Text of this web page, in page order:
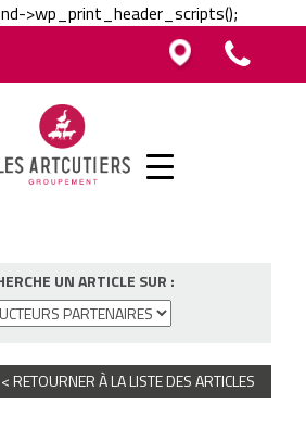
>wp_print_header_scripts();
UN ARTICLE SUR :
< RETOURNER À LA LISTE DES ARTICLES